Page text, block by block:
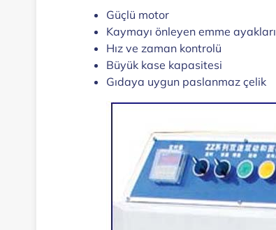
Güçlü motor
Kaymayı önleyen emme ayakları
Hız ve zaman kontrolü
Büyük kase kapasitesi
Gıdaya uygun paslanmaz çelik